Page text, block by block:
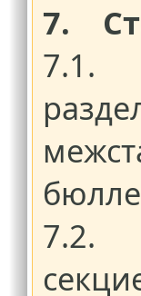
7.
7.1.
7.2.